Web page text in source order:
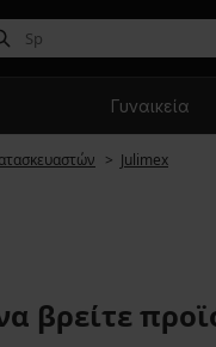
Γυναικεία
Julimex
βρείτε